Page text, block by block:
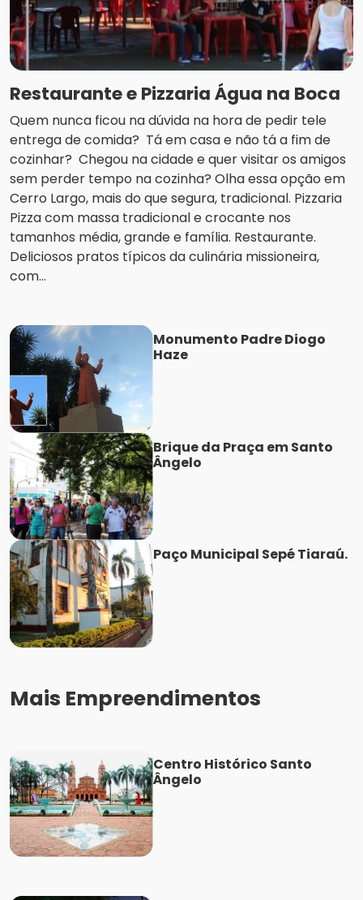
Restaurante e Pizzaria Água na Boca
Quem nunca ficou na dúvida na hora de pedir tele
entrega de comida? Tá em casa e não tá a fim de
cozinhar? Chegou na cidade e quer visitar os amigos
sem perder tempo na cozinha? Olha essa opção em
Cerro Largo, mais do que segura, tradicional. Pizzaria
Pizza com massa tradicional e crocante nos
tamanhos média, grande e família. Restaurante.
Deliciosos pratos típicos da culinária missioneira,
com...
Monumento Padre Diogo
Haze
Brique da Praça em Santo
Ângelo
Paço Municipal Sepé Tiaraú.
Mais Empreendimentos
Centro Histórico Santo
Ângelo